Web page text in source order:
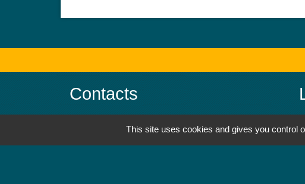
Contacts
Mairie de JebsheimThis site uses cookies and gives you control